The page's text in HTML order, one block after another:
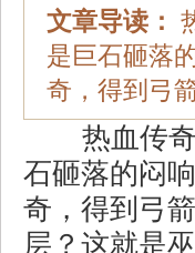
文章导读：
是巨石砸落
奇，得到弓
热血传
石砸落的闷
奇，得到弓
层？这就是